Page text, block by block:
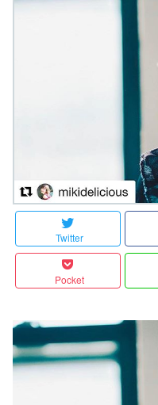
Twitter
Pocket